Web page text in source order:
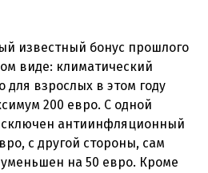
известный бонус прошлого
виде: климатический
для взрослых в этом году
200 евро. С одной
антиинфляционный
с другой стороны, сам
на 50 евро. Кроме